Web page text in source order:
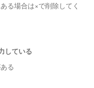
る場合は×で削除してく
している
る